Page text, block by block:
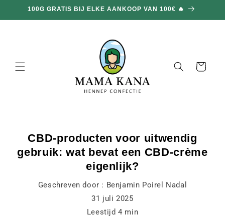
doorgaan
naar
100G GRATIS BIJ ELKE AANKOOP VAN 100€ 🔥
Mand
CBD-producten voor uitwendig
gebruik: wat bevat een CBD-crème
eigenlijk?
Geschreven door : Benjamin Poirel Nadal
31 juli 2025
Leestijd4 min